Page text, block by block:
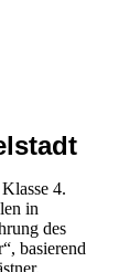
4.
in
des
basierend